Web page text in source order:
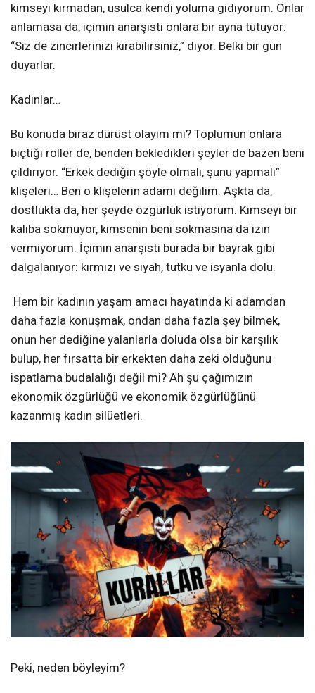
kimseyi kırmadan, usulca kendi yoluma gidiyorum. Onlar
anlamasa da, içimin anarşisti onlara bir ayna tutuyor:
“Siz de zincirlerinizi kırabilirsiniz,” diyor. Belki bir gün
duyarlar.
Kadınlar…
Bu konuda biraz dürüst olayım mı? Toplumun onlara
biçtiği roller de, benden bekledikleri şeyler de bazen beni
çıldırıyor. “Erkek dediğin şöyle olmalı, şunu yapmalı”
klişeleri… Ben o klişelerin adamı değilim. Aşkta da,
dostlukta da, her şeyde özgürlük istiyorum. Kimseyi bir
kalıba sokmuyor, kimsenin beni sokmasına da izin
vermiyorum. İçimin anarşisti burada bir bayrak gibi
dalgalanıyor: kırmızı ve siyah, tutku ve isyanla dolu.
Hem bir kadının yaşam amacı hayatında ki adamdan
daha fazla konuşmak, ondan daha fazla şey bilmek,
onun her dediğine yalanlarla doluda olsa bir karşılık
bulup, her fırsatta bir erkekten daha zeki olduğunu
ispatlama budalalığı değil mi? Ah şu çağımızın
ekonomik özgürlüğü ve ekonomik özgürlüğünü
kazanmış kadın silüetleri.
Peki, neden böyleyim?